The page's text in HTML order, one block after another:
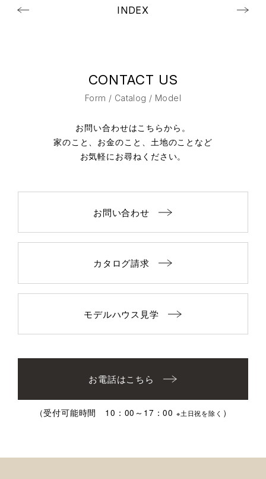
INDEX
CONTACT US
Form / Catalog / Model
お問い合わせはこちらから。
家のこと、お金のこと、土地のことなど
お気軽にお尋ねください。
お問い合わせ
カタログ請求
モデルハウス見学
お電話はこちら
（受付可能時間 10：00～17：00 ※土日祝を除く ）